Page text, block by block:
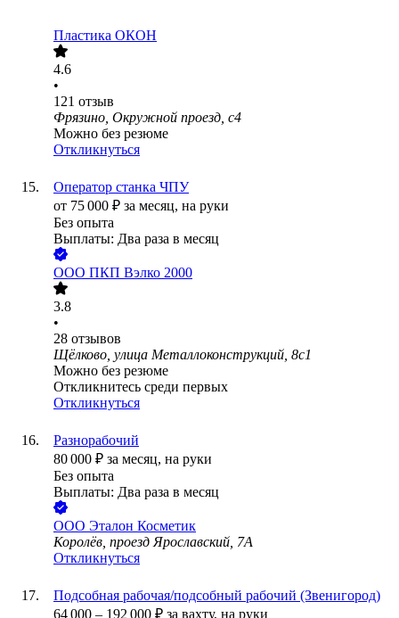
Пластика ОКОН
4.6
•
121 отзыв
Фрязино, Окружной проезд, с4
Можно без резюме
Откликнуться
Оператор станка ЧПУ
от 75 000 ₽ за месяц, на руки
Без опыта
Выплаты: Два раза в месяц
ООО ПКП Вэлко 2000
3.8
•
28 отзывов
Щёлково, улица Металлоконструкций, 8с1
Можно без резюме
Откликнитесь среди первых
Откликнуться
Разнорабочий
80 000 ₽ за месяц, на руки
Без опыта
Выплаты: Два раза в месяц
ООО Эталон Косметик
Королёв, проезд Ярославский, 7А
Откликнуться
Подсобная рабочая/подсобный рабочий (Звенигород)
64 000 – 192 000 ₽ за вахту, на руки